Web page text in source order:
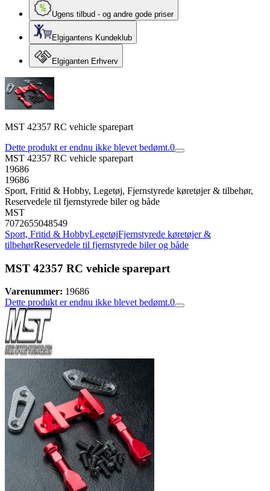
Ugens tilbud - og andre gode priser
Elgigantens Kundeklub
Elgiganten Erhverv
MST 42357 RC vehicle sparepart
Dette produkt er endnu ikke blevet bedømt.0
MST 42357 RC vehicle sparepart
19686
19686
Sport, Fritid & Hobby, Legetøj, Fjernstyrede køretøjer & tilbehør,
Reservedele til fjernstyrede biler og både
MST
7072655048549
Sport, Fritid & HobbyLegetøjFjernstyrede køretøjer &
tilbehørReservedele til fjernstyrede biler og både
MST 42357 RC vehicle sparepart
Varenummer: 19686
Dette produkt er endnu ikke blevet bedømt.0